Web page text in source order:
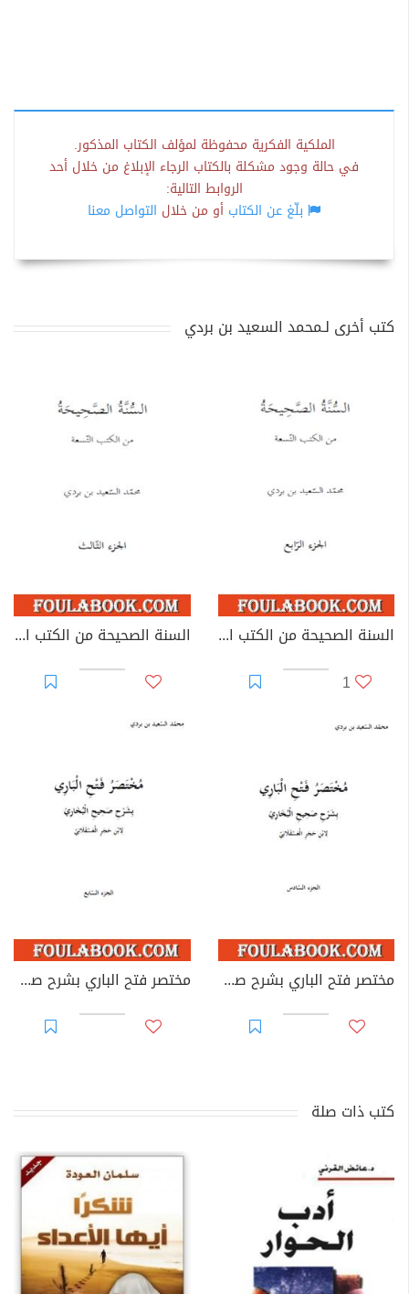
الملكية الفكرية محفوظة لمؤلف الكتاب المذكور.
في حالة وجود مشكلة بالكتاب الرجاء الإبلاغ من خلال أحد
الروابط التالية:
بلّغ عن الكتاب أو من خلال التواصل معنا
كتب أخرى لـمحمد السعيد بن بردي
السنة الصحيحة من الكتب التسعة - الجزء الرابع
1
السنة الصحيحة من الكتب التسعة - الجزء الثالث
مختصر فتح الباري بشرح صحيح البخاري لابن حجر العسقلاني - الجزء السادس مختصر فتح الباري بشرح صحيح البخاري لابن حجر العسقلاني - الجزء السابع
كتب ذات صلة